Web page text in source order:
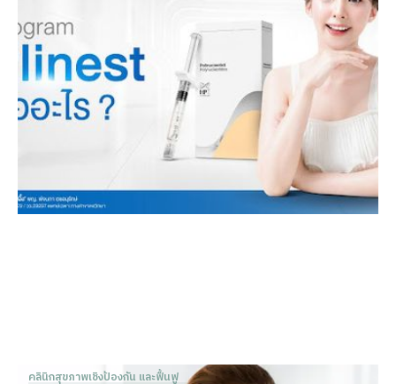
Dr. Patnapa Vejanurug
Feb 12, 2026
คลินิกสุขภาพเชิงป้องกัน และฟื้นฟู